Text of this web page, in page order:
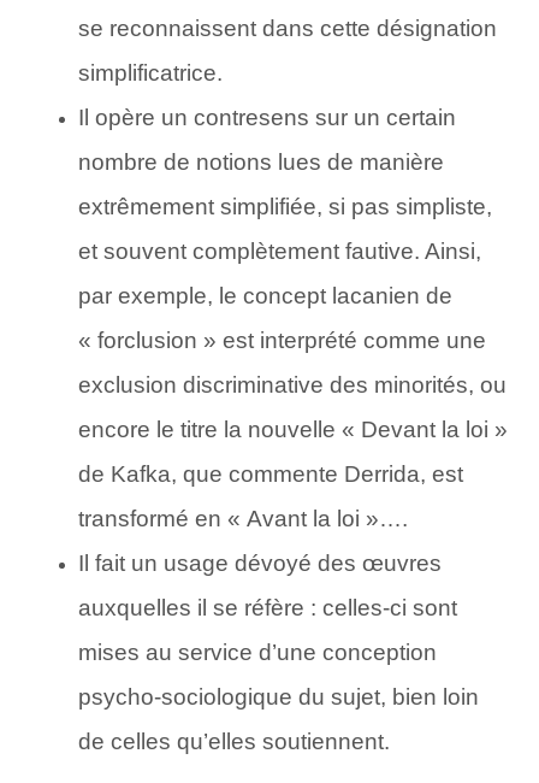
se reconnaissent dans cette désignation
simplificatrice.
Il opère un contresens sur un certain
nombre de notions lues de manière
extrêmement simplifiée, si pas simpliste,
et sou­vent complètement fautive. Ainsi,
par exemple, le concept la­canien de
« forclusion » est interprété comme une
exclusion dis­criminative des minorités, ou
encore le titre la nouvelle « Devant la loi »
de Kafka, que commente Derrida, est
transformé en « Avant la loi »….
Il fait un usage dévoyé des œuvres
auxquelles il se réfère : celles-ci sont
mises au service d’une conception
psycho-socio­logique du sujet, bien loin
de celles qu’elles sou­tiennent.